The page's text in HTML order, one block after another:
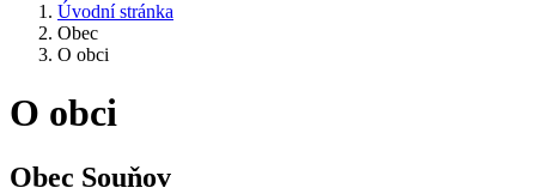
Úvodní stránka
Obec
O obci
O obci
Obec Souňov